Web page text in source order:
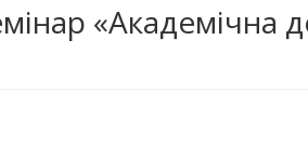
«Академічна